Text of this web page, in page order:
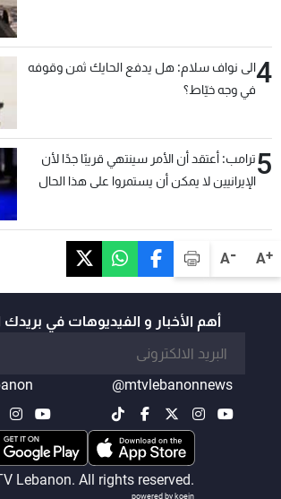
A+
A-
4الى نواف سلام: هل يدفع الحايك ثمن وقوفه
في وجه خيّاط؟
5ترامب: أعتقد أن الأمر سينتهي قريبًا جدًا لأن
الإيرانيين لا يمكن أن يستمروا على هذا الحال
أهم الأخبار و الفيديوهات في بريدك
@mtvlebanonnews
Lebanon. All rights reserved.
powered by koein